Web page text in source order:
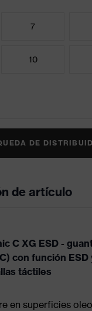
7
10
DE
de artículo
C XG ESD -
con función
táctiles
en superficies